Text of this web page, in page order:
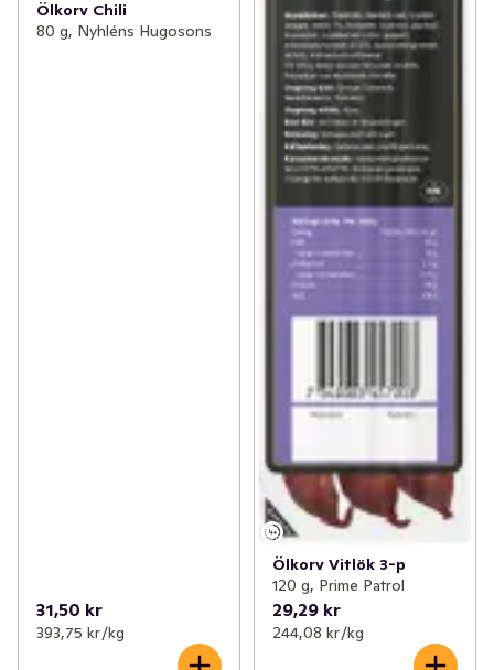
Ölkorv Chili
80 g, Nyhléns Hugosons
31,50 kr
393,75 kr /kg
Ölkorv Vitlök 3-p
120 g, Prime Patrol
29,29 kr
244,08 kr /kg